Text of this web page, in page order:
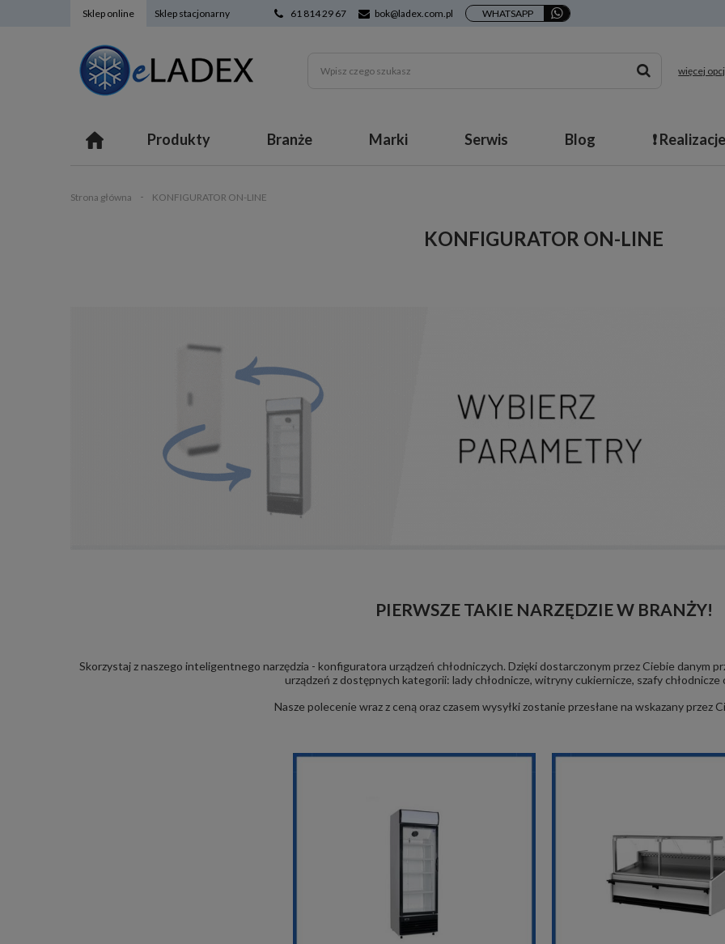
Sklep online Sklep stacjonarny 61 814 29 67 bok@ladex.com.pl WHATSAPP
więcej
Produkty Branże Marki Serwis Blog ❗ Realizacje
Strona główna KONFIGURATOR ON-LINE
KONFIGURATOR ON-LINE
PIERWSZE TAKIE NARZĘDZIE W BRANŻY!
Skorzystaj z naszego inteligentnego narzędzia - konfiguratora urządzeń chłodniczych. Dzięki dostarczonym przez Ciebie danym
urządzeń z dostępnych kategorii: lady chłodnicze, witryny cukiernicze, szafy chłodnicze
Nasze polecenie wraz z ceną oraz czasem wysyłki zostanie przesłane na wskazany przez